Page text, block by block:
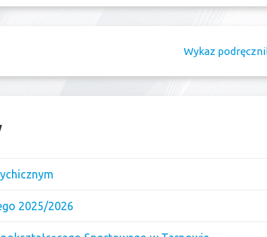
Wykaz
2025/2026